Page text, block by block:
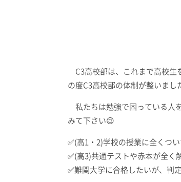
C3高校部は、これまで高校生
の度C3高校部の体制が整いまし
私たちは勉強で困っている人
みて下さい😉
✅(高1・2)学校の授業に全くつ
✅(高3)共通テストや赤本が全く
✅難関大学に合格したいが、判